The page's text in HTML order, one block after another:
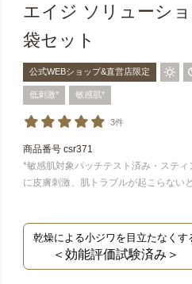
エイジ ソリューシ
袋セット
公式WEBショップ&直営店限定
低刺激* 敏感肌*
3件
商品番号 csr371
*敏感肌対象パッチテスト済み・ステ
に皮膚刺激、肌トラブルが起こらない
乾燥による小ジワを目立たなくす
＜効能評価試験済み＞